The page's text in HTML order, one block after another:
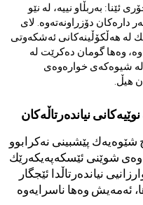
٥ – جۆری ئێنا: بەربڵاو نییە، لە نێو
دارەکان دۆزراونەتەوە. لای
لە هەڵکۆڵینەکانی ئەشکەوتی
وەها گومان دەکرێت لە
شیوەکەی خوارەوەی
هیڵ.
نیاندەرتاڵەکان
شێوەیەك پێشبینی نەکرابوو
شوێنی ئێسکەپەیکەرێك
نیاندەرتاڵدا ئێجگار
ئەمەیش وەها ناسرایەوە